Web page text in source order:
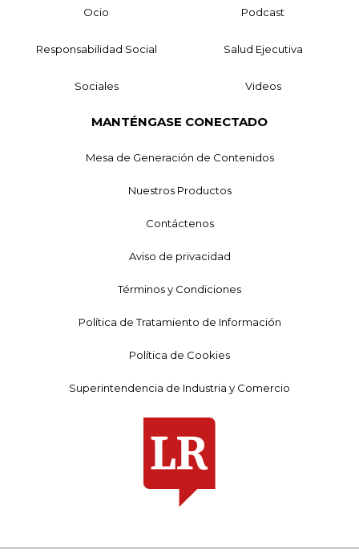
Ocio Podcast
Responsabilidad Social Salud Ejecutiva
Sociales Videos
MANTÉNGASE CONECTADO
Mesa de Generación de Contenidos
Nuestros Productos
Contáctenos
Aviso de privacidad
Términos y Condiciones
Política de Tratamiento de Información
Política de Cookies
Superintendencia de Industria y Comercio